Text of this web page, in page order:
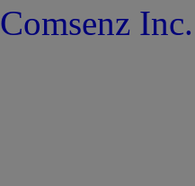
Comsenz Inc.